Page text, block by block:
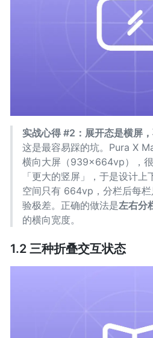
实战心得 #2：展开态是横屏
这是最容易踩的坑。Pura X
横向大屏（939×664vp），
「更大的竖屏」，于是设计
空间只有 664vp，分栏后每
验极差。正确的做法是左右分
的横向宽度。
1.2 三种折叠交互状态